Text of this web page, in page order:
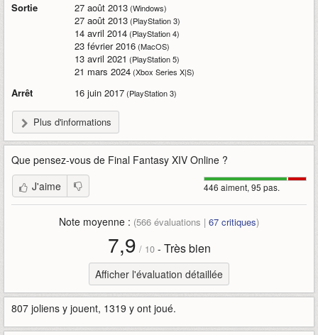
Sortie 27 août 2013(Windows)
27 août 2013(PlayStation 3)
14 avril 2014(PlayStation 4)
23 février 2016(MacOS)
13 avril 2021 (PlayStation 5)
21 mars 2024(Xbox Series X|S)
Arrêt 16 juin 2017(PlayStation 3)
Plus d'informations
Que pensez-vous de Final Fantasy XIV Online ?
446 aiment, 95 pas.
J'aime
Note moyenne : (566 évaluations | 67 critiques)
7,9 / 10- Très bien
Afficher l'évaluation détaillée
807 joliens y jouent, 1319 y ont joué.